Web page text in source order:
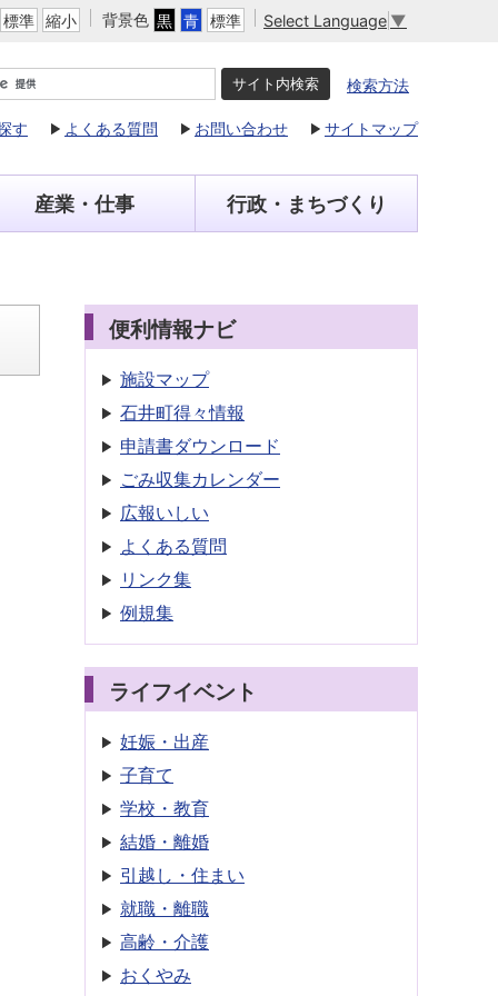
標準 縮小 背景色 黒 青 標準 Select Language ▼
検索方法
す よくある質問 お問い合わせ サイトマップ
産業・仕事 行政・まちづくり
便利情報ナビ
施設マップ
石井町得々情報
申請書ダウンロード
ごみ収集カレンダー
広報いしい
よくある質問
リンク集
例規集
ライフイベント
妊娠・出産
子育て
学校・教育
結婚・離婚
引越し・住まい
就職・離職
高齢・介護
おくやみ